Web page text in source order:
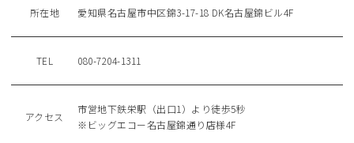
所在地 愛知県名古屋市中区錦3-17-18 DK名古屋錦ビル4F
TEL 080-7204-1311
アクセス
市営地下鉄栄駅（出口1）より徒歩5秒
※ビッグエコー名古屋錦通り店様4F